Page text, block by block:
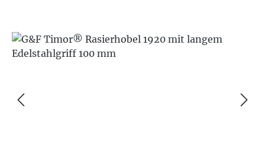
Bildergalerie überspringen